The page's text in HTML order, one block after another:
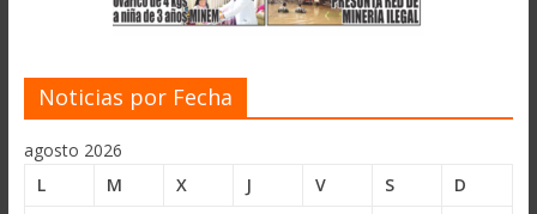
Noticias por Fecha
agosto 2026
L
M X J V S
D